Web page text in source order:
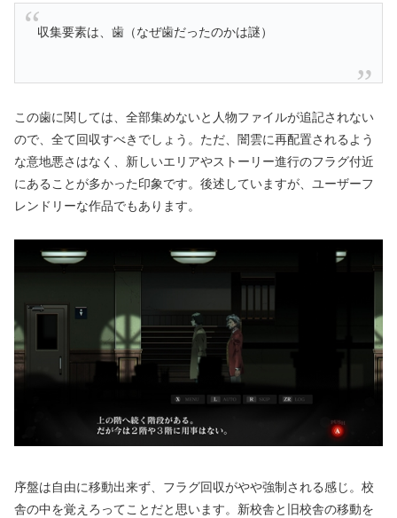
収集要素は、歯（なぜ歯だったのかは謎）
この歯に関しては、全部集めないと人物ファイルが追記されない
ので、全て回収すべきでしょう。ただ、闇雲に再配置されるよう
な意地悪さはなく、新しいエリアやストーリー進行のフラグ付近
にあることが多かった印象です。後述していますが、ユーザーフ
レンドリーな作品でもあります。
序盤は自由に移動出来ず、フラグ回収がやや強制される感じ。校
舎の中を覚えろってことだと思います。新校舎と旧校舎の移動を